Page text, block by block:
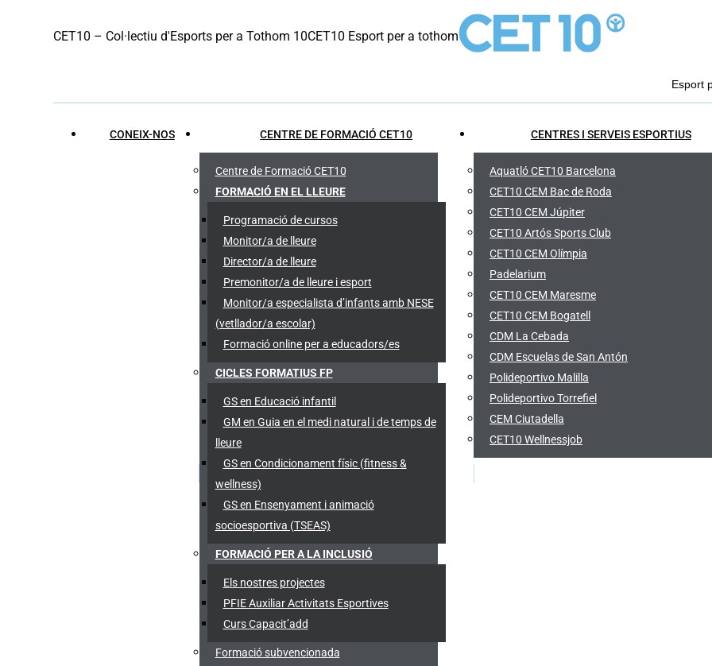
CET10 – Col·lectiu d'Esports per a Tothom 10CET10 Esport per a tothom
Esport
CONEIX-NOS CENTRE DE FORMACIÓ CET10
Centre de Formació CET10
FORMACIÓ EN EL LLEURE
Programació de cursos
Monitor/a de lleure
Director/a de lleure
Premonitor/a de lleure i esport
Monitor/a especialista d’infants amb NESE
(vetllador/a escolar)
Formació online per a educadors/es
CICLES FORMATIUS FP
GS en Educació infantil
GM en Guia en el medi natural i de temps de
lleure
GS en Condicionament físic (fitness &
wellness)
GS en Ensenyament i animació
socioesportiva (TSEAS)
FORMACIÓ PER A LA INCLUSIÓ
Els nostres projectes
PFIE Auxiliar Activitats Esportives
Curs Capacit’add
Formació subvencionada
CENTRES I SERVEIS ESPORTIUS
Aquatló CET10 Barcelona
CET10 CEM Bac de Roda
CET10 CEM Júpiter
CET10 Artós Sports Club
CET10 CEM Olímpia
Padelarium
CET10 CEM Maresme
CET10 CEM Bogatell
CDM La Cebada
CDM Escuelas de San Antón
Polideportivo Malilla
Polideportivo Torrefiel
CEM Ciutadella
CET10 Wellnessjob